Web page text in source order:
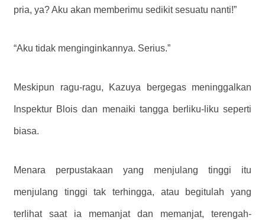
pria, ya? Aku akan memberimu sedikit sesuatu nanti!”
“Aku tidak menginginkannya. Serius.”
Meskipun ragu-ragu, Kazuya bergegas meninggalkan
Inspektur Blois dan menaiki tangga berliku-liku seperti
biasa.
Menara perpustakaan yang menjulang tinggi itu
menjulang tinggi tak terhingga, atau begitulah yang
terlihat saat ia memanjat dan memanjat, terengah-